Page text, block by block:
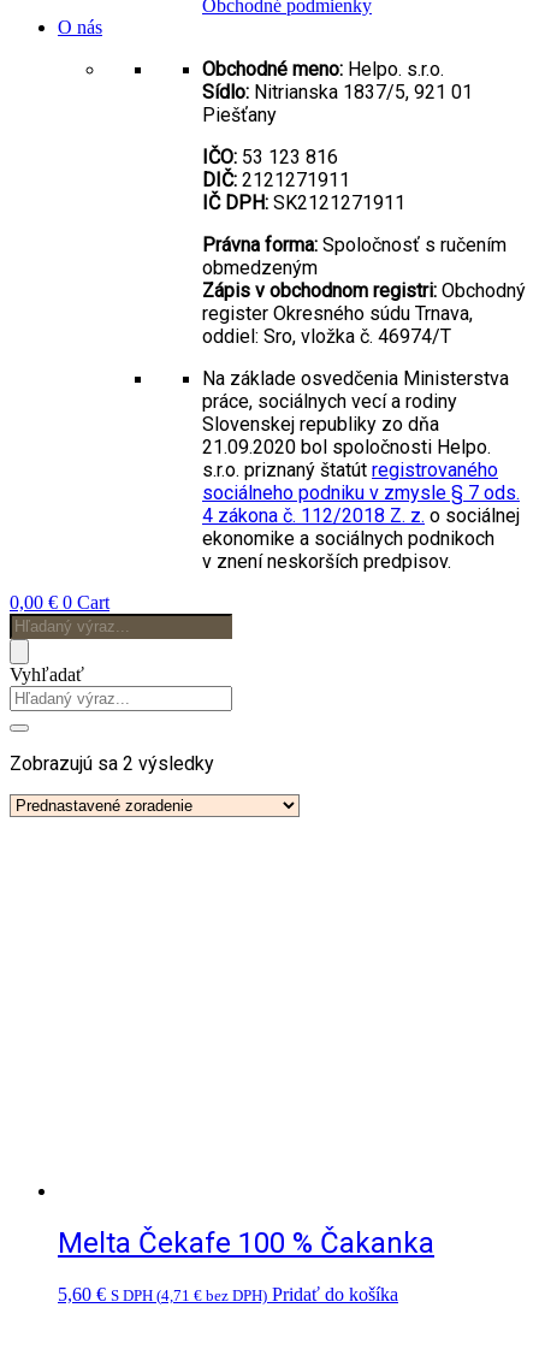
Obchodné podmienky
O nás
Obchodné meno: Helpo. s.r.o.
Sídlo: Nitrianska 1837/5, 921 01
Piešťany
IČO: 53 123 816
DIČ: 2121271911
IČ DPH: SK2121271911
Právna forma: Spoločnosť s ručením
obmedzeným
Zápis v obchodnom registri: Obchodný
register Okresného súdu Trnava,
oddiel: Sro, vložka č. 46974/T
Na základe osvedčenia Ministerstva
práce, sociálnych vecí a rodiny
Slovenskej republiky zo dňa
21.09.2020 bol spoločnosti Helpo.
s.r.o. priznaný štatút registrovaného
sociálneho podniku v zmysle § 7 ods.
4 zákona č. 112/2018 Z. z. o sociálnej
ekonomike a sociálnych podnikoch
v znení neskorších predpisov.
0,00 € 0 Cart
Products
search
Vyhľadať
Zobrazujú sa 2 výsledky
Melta Čekafe 100 % Čakanka
5,60 € S DPH (4,71 € bez DPH) Pridať do košíka